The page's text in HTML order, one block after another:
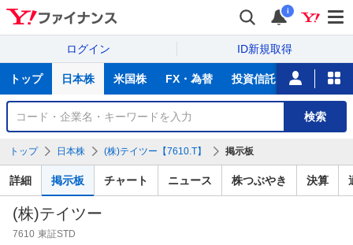
i
ログイン ID新規取得
サ
トップ 日本株 米国株 FX・為替 投資信託 ニュース
銘
検
索
検索
トップ 日本株 (株)テイツー【7610.T】 掲示板
詳細 掲示板 チャート ニュース 株つぶやき 決算
(株)テイツー
7610 東証STD